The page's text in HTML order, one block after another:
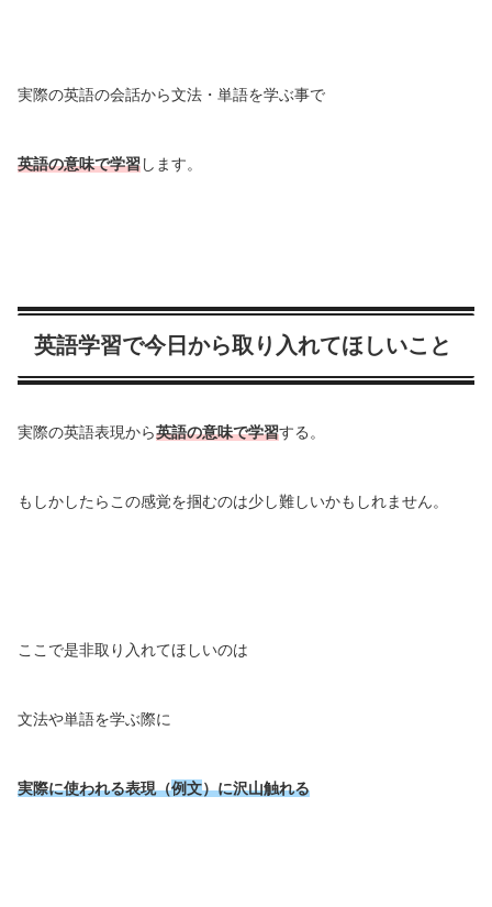
実際の英語の会話から文法・単語を学ぶ事で
英語の意味で学習します。
英語学習で今日から取り入れてほしいこと
実際の英語表現から英語の意味で学習する。
もしかしたらこの感覚を掴むのは少し難しいかもしれません。
ここで是非取り入れてほしいのは
文法や単語を学ぶ際に
実際に使われる表現（例文）に沢山触れる